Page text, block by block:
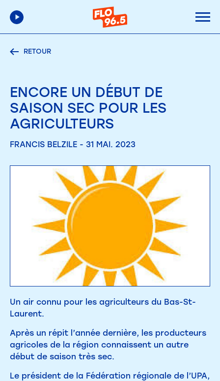
RETOUR
ENCORE UN DÉBUT DE
SAISON SEC POUR LES
AGRICULTEURS
FRANCIS BELZILE - 31 MAI. 2023
Un air connu pour les agriculteurs du Bas-St-
Laurent.
Après un répit l’année dernière, les producteurs
agricoles de la région connaissent un autre
début de saison très sec.
Le président de la Fédération régionale de l’UPA,